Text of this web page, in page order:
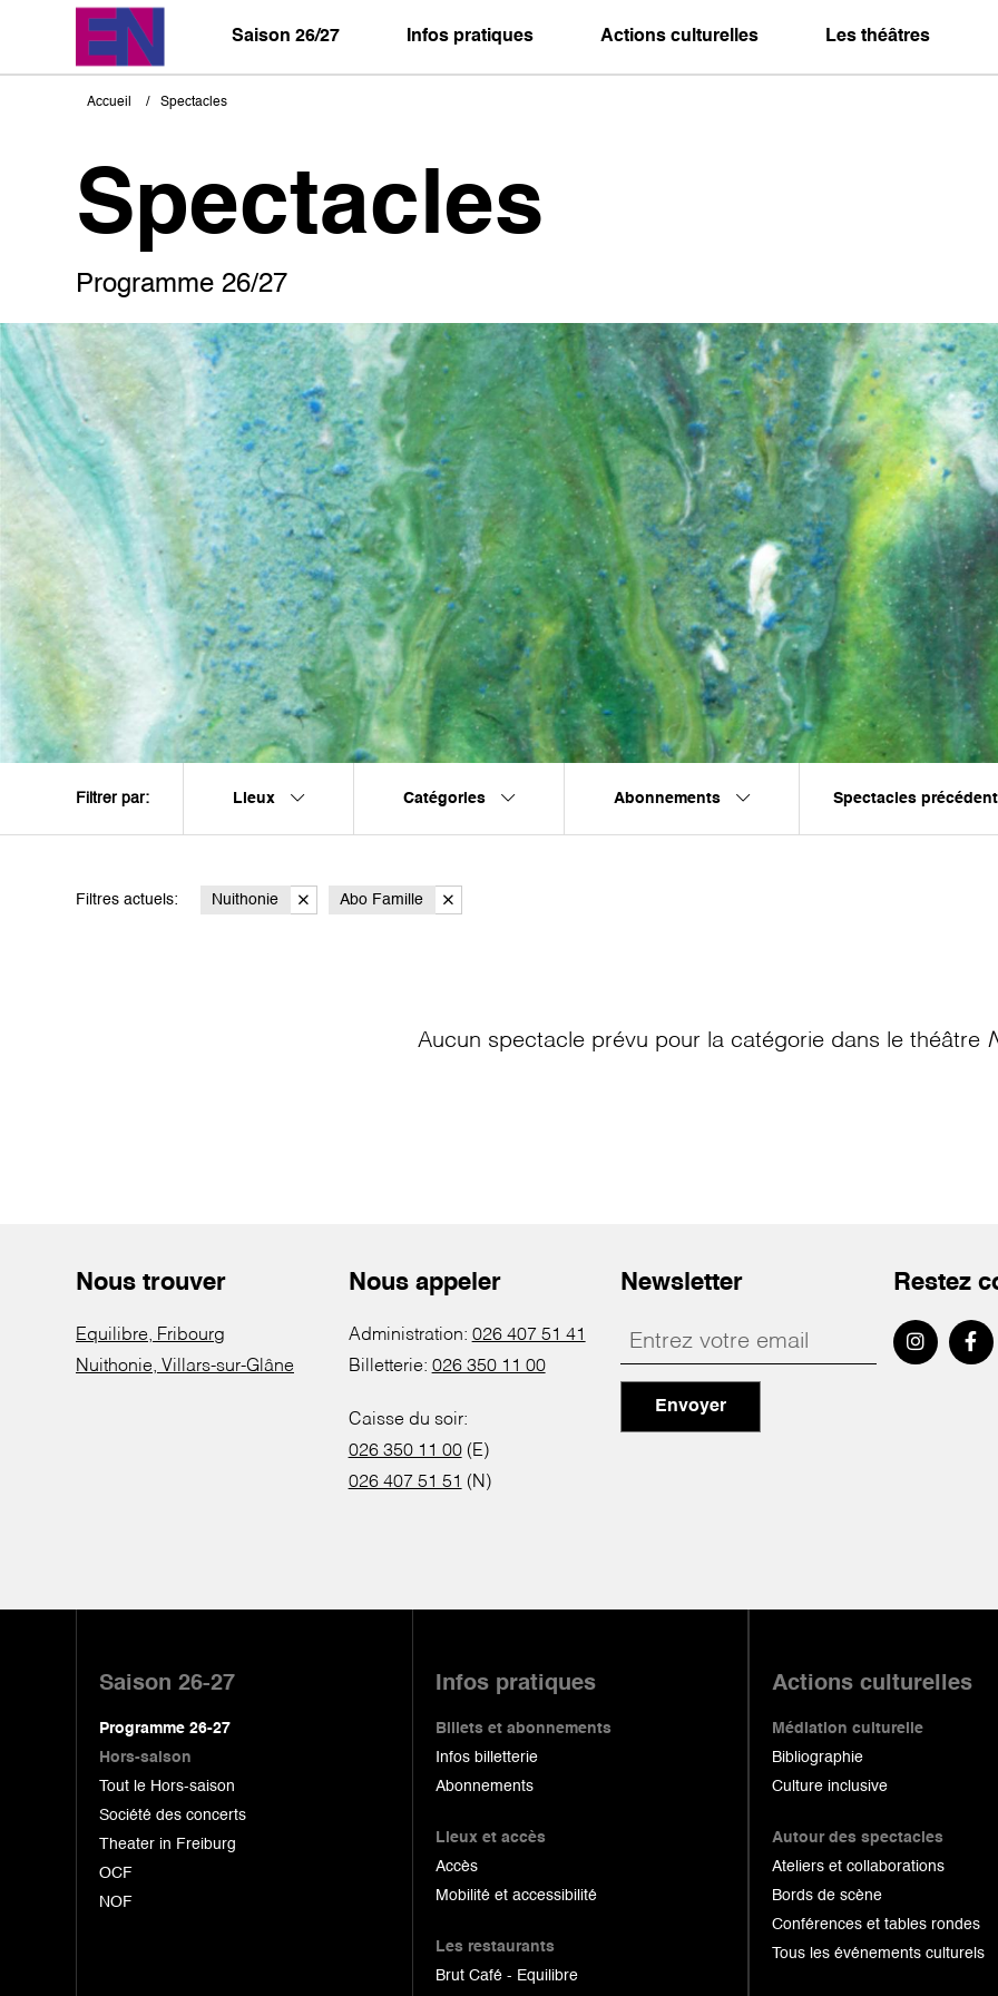
Saison 26/27 Infos pratiques Actions culturelles Les théâtres
Fil
Accueil Spectacles
Spectacles
Programme 26/27
Filtrer par: Lieux Catégories Abonnements Spectacles
Filtres actuels: Nuithonie Abo Famille
Aucun spectacle prévu pour la catégorie dans le théâtre
Nous trouver
Equilibre, Fribourg
Nuithonie, Villars-sur-Glâne
Nous appeler
Administration: 026 407 51 41
Billetterie: 026 350 11 00
Caisse du soir:
026 350 11 00(E)
026 407 51 51 (N)
Newsletter
Envoyer
Restez
Saison 26-27
Programme 26-27
Hors-saison
Tout le Hors-saison
Société des concerts
Theater in Freiburg
OCF
NOF
Infos pratiques
Billets et abonnements
Infos billetterie
Abonnements
Lieux et accès
Accès
Mobilité et accessibilité
Les restaurants
Brut Café - Equilibre
Actions culturelles
Médiation culturelle
Bibliographie
Culture inclusive
Autour des spectacles
Ateliers et collaborations
Bords de scène
Conférences et tables rondes
Tous les événements culturels